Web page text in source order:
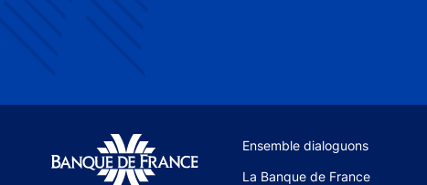
Site navigation
Ensemble dialoguons
La Banque de France